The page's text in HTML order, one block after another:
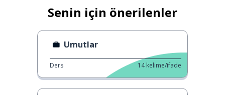
Senin için önerilenler
Umutlar
Ders 14 kelime/ifade